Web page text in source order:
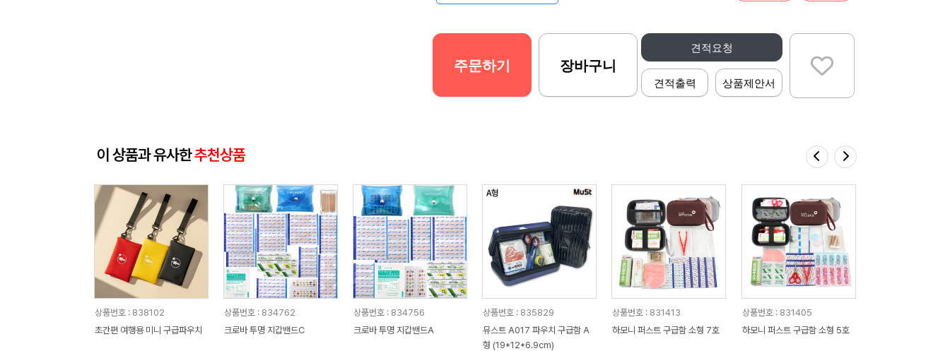
견적요청
견적출력 상품제안서
주문하기 장바구니
이 상품과 유사한추천상품
상품번호 : 838102
초간편 여행용 미니 구급파우치
상품번호 : 834762
크로바 투명 지갑밴드C
상품번호 : 834756
크로바 투명 지갑밴드A
상품번호 : 835829
뮤스트 A017 파우치 구급함 A
형 (19*12*6.9cm)
상품번호 : 831413
하모니 퍼스트 구급함 소형 7호
상품번호 : 831405
하모니 퍼스트 구급함 소형 5호